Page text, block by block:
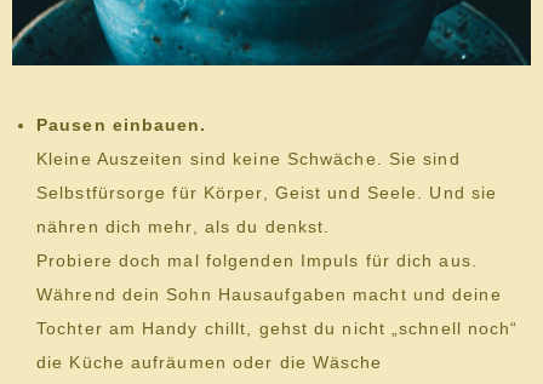
Pausen einbauen.
Kleine Auszeiten sind keine Schwäche. Sie sind
Selbstfürsorge für Körper, Geist und Seele. Und sie
nähren dich mehr, als du denkst.
Probiere doch mal folgenden Impuls für dich aus.
Während dein Sohn Hausaufgaben macht und deine
Tochter am Handy chillt, gehst du nicht „schnell noch“
die Küche aufräumen oder die Wäsche